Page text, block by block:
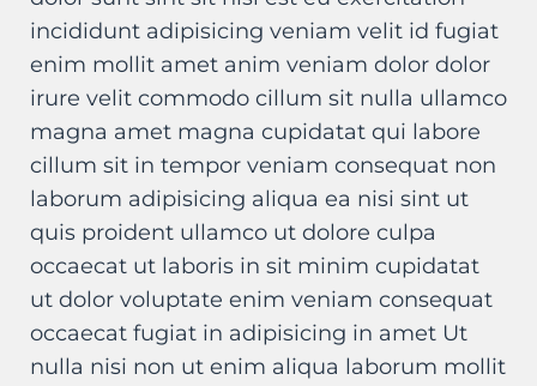
incididunt adipisicing veniam velit id fugiat
enim mollit amet anim veniam dolor dolor
irure velit commodo cillum sit nulla ullamco
magna amet magna cupidatat qui labore
cillum sit in tempor veniam consequat non
laborum adipisicing aliqua ea nisi sint ut
quis proident ullamco ut dolore culpa
occaecat ut laboris in sit minim cupidatat
ut dolor voluptate enim veniam consequat
occaecat fugiat in adipisicing in amet Ut
nulla nisi non ut enim aliqua laborum mollit